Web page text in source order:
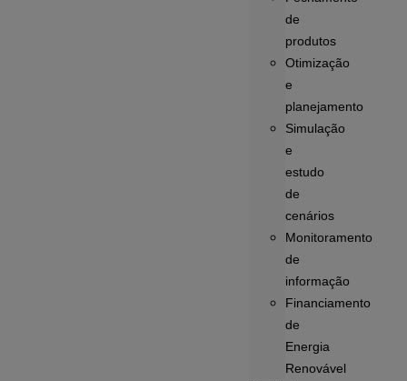
de
produtos
Otimização
e
planejamento
Simulação
e
estudo
de
cenários
Monitoramento
de
informação
Financiamento
de
Energia
Renovável